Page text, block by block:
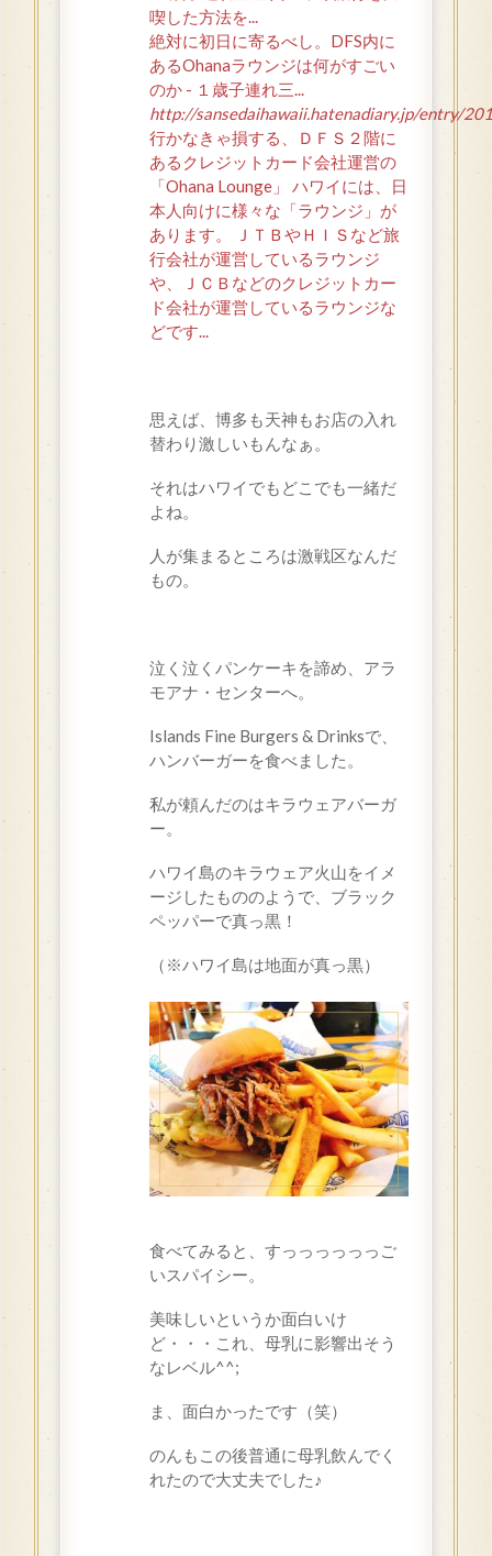
喫した方法を...
絶対に初日に寄るべし。DFS内に
あるOhanaラウンジは何がすごい
のか - １歳子連れ三...
http://sansedaihawaii.hatenadiary.jp/entry/
行かなきゃ損する、ＤＦＳ２階に
あるクレジットカード会社運営の
「Ohana Lounge」 ハワイには、日
本人向けに様々な「ラウンジ」が
あります。 ＪＴＢやＨＩＳなど旅
行会社が運営しているラウンジ
や、ＪＣＢなどのクレジットカー
ド会社が運営しているラウンジな
どです...
思えば、博多も天神もお店の入れ
替わり激しいもんなぁ。
それはハワイでもどこでも一緒だ
よね。
人が集まるところは激戦区なんだ
もの。
泣く泣くパンケーキを諦め、アラ
モアナ・センターへ。
Islands Fine Burgers & Drinksで、
ハンバーガーを食べました。
私が頼んだのはキラウェアバーガ
ー。
ハワイ島のキラウェア火山をイメ
ージしたもののようで、ブラック
ペッパーで真っ黒！
（ ※ハワイ島は地面が真っ黒）
食べてみると、すっっっっっっご
いスパイシー。
美味しいというか面白いけ
ど・・・これ、母乳に影響出そう
なレベル^^;
ま、面白かったです（笑）
のんもこの後普通に母乳飲んでく
れたので大丈夫でした♪